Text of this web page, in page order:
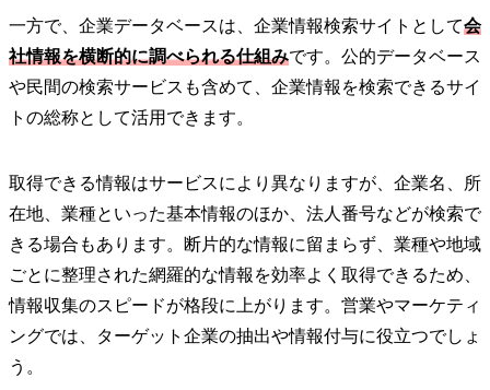
一方で、企業データベースは、企業情報検索サイトとして会
社情報を横断的に調べられる仕組みです。公的データベース
や民間の検索サービスも含めて、企業情報を検索できるサイ
トの総称として活用できます。
取得できる情報はサービスにより異なりますが、企業名、所
在地、業種といった基本情報のほか、法人番号などが検索で
きる場合もあります。断片的な情報に留まらず、業種や地域
ごとに整理された網羅的な情報を効率よく取得できるため、
情報収集のスピードが格段に上がります。営業やマーケティ
ングでは、ターゲット企業の抽出や情報付与に役立つでしょ
う。